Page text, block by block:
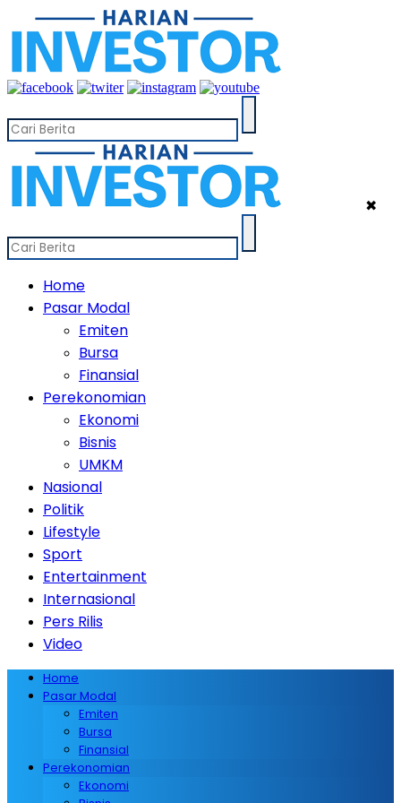
✖
Home
Pasar Modal
Emiten
Bursa
Finansial
Perekonomian
Ekonomi
Bisnis
UMKM
Nasional
Politik
Lifestyle
Sport
Entertainment
Internasional
Pers Rilis
Video
Home
Pasar Modal
Emiten
Bursa
Finansial
Perekonomian
Ekonomi